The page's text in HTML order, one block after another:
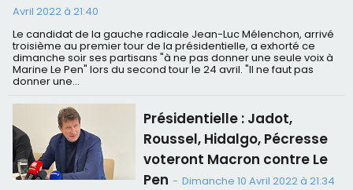
Avril 2022 à 21:40
Le candidat de la gauche radicale Jean-Luc Mélenchon, arrivé
troisième au premier tour de la présidentielle, a exhorté ce
dimanche soir ses partisans "à ne pas donner une seule voix à
Marine Le Pen" lors du second tour le 24 avril. "Il ne faut pas
donner une...
Présidentielle : Jadot,
Roussel, Hidalgo, Pécresse
voteront Macron contre Le
Pen - Dimanche 10 Avril 2022 à 21:34